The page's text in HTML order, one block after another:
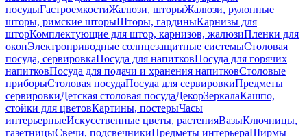
посудыГастроемкостиЖалюзи, шторыЖалюзи, рулонные
шторы, римские шторыШторы, гардиныКарнизы для
шторКомплектующие для штор, карнизов, жалюзиПленки для
оконЭлектроприводные солнцезащитные системыСтоловая
посуда, сервировкаПосуда для напитковПосуда для горячих
напитковПосуда для подачи и хранения напитковСтоловые
приборыСтоловая посудаПосуда для сервировкиПредметы
сервировкиДетская столовая посудаДекорЗеркалаКашпо,
стойки для цветовКартины, постерыЧасы
интерьерныеИскусственные цветы, растенияВазыКлючницы,
газетницыСвечи, подсвечникиПредметы интерьераШирмы